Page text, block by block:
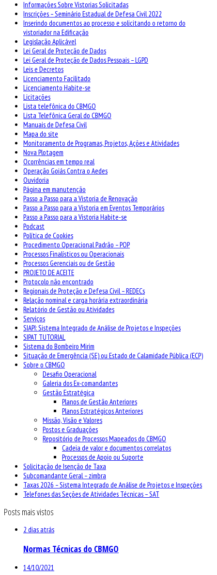
Informações Sobre Vistorias Solicitadas
Inscrições – Seminário Estadual de Defesa Civil 2022
Inserindo documentos ao processo e solicitando o retorno do
vistoriador na Edificação
Legislação Aplicável
Lei Geral de Proteção de Dados
Lei Geral de Proteção de Dados Pessoais – LGPD
Leis e Decretos
Licenciamento Facilitado
Licenciamento Habite-se
Licitações
Lista telefônica do CBMGO
Lista Telefônica Geral do CBMGO
Manuais de Defesa Civil
Mapa do site
Monitoramento de Programas, Projetos, Ações e Atividades
Nova Plotagem
Ocorrências em tempo real
Operação Goiás Contra o Aedes
Ouvidoria
Página em manutenção
Passo a Passo para a Vistoria de Renovação
Passo a Passo para a Vistoria em Eventos Temporários
Passo a Passo para a Vistoria Habite-se
Podcast
Política de Cookies
Procedimento Operacional Padrão – POP
Processos Finalísticos ou Operacionais
Processos Gerenciais ou de Gestão
PROJETO DE ACEITE
Protocolo não encontrado
Regionais de Proteção e Defesa Civil – REDECs
Relação nominal e carga horária extraordinária
Relatório de Gestão ou Atividades
Serviços
SIAPI: Sistema Integrado de Análise de Projetos e Inspeções
SIPAT TUTORIAL
Sistema do Bombeiro Mirim
Situação de Emergência (SE) ou Estado de Calamidade Pública (ECP)
Sobre o CBMGO
Desafio Operacional
Galeria dos Ex-comandantes
Gestão Estratégica
Planos de Gestão Anteriores
Planos Estratégicos Anteriores
Missão, Visão e Valores
Postos e Graduações
Repositório de Processos Mapeados do CBMGO
Cadeia de valor e documentos correlatos
Processos de Apoio ou Suporte
Solicitação de Isenção de Taxa
Subcomandante Geral – zimbra
Taxas 2026 – Sistema Integrado de Análise de Projetos e Inspeções
Telefones das Seções de Atividades Técnicas – SAT
Posts mais vistos
2 dias atrás
Normas Técnicas do CBMGO
14/10/2021